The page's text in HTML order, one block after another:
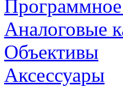
Программное
Аналоговые
Объективы
Аксессуары